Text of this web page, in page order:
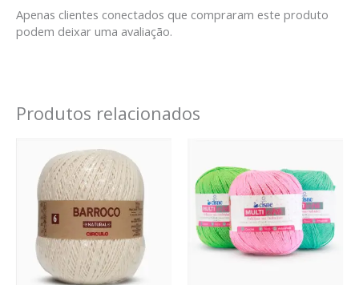
Apenas clientes conectados que compraram este produto
podem deixar uma avaliação.
Produtos relacionados